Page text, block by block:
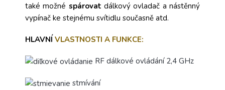
také možné spárovat dálkový ovladač a nástěnný
vypínač ke stejnému svítidlu současně atd.
HLAVNÍ VLASTNOSTI A FUNKCE:
RF dálkové ovládání 2,4 GHz
stmívání